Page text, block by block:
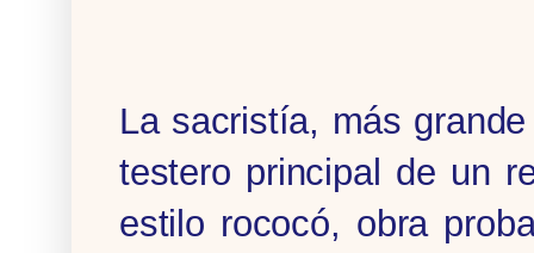
La sacristía, más
testero principal de un
estilo rococó, obra